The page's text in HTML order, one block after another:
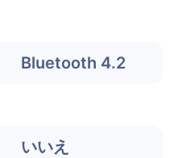
Bluetooth 4.2
いいえ